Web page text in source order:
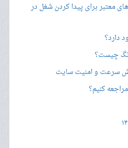
معتبر برای پیدا کردن شغل در
دارد؟
چیست؟
سرعت و امنیت سایت
کنیم؟